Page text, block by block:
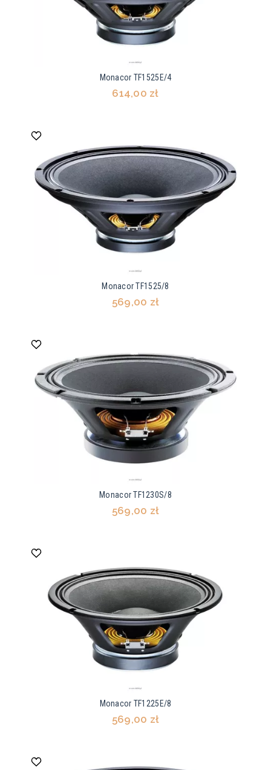
Monacor TF1525E/4
614,00 zł
Monacor TF1525/8
569,00 zł
Monacor TF1230S/8
569,00 zł
Monacor TF1225E/8
569,00 zł